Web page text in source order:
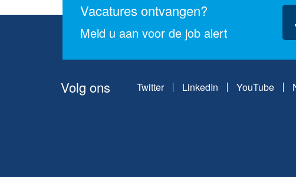
Vacatures ontvangen?
Meld u aan voor de job alert
Volg ons Twitter LinkedIn YouTube